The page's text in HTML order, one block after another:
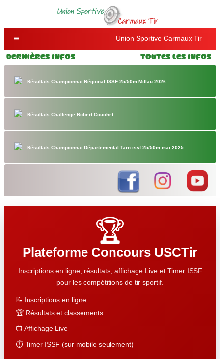
Union Sportive Carmaux Tir
Dernières Infos Toutes les Infos
Résultats Championnat Régional ISSF 25/50m Millau 2026
Résultats Challenge Robert Couchet
Résultats Championnat Départemental Tarn issf 25/50m mai 2025
🏆
Plateforme Concours USCTir
Inscriptions en ligne, résultats, affichage Live et Timer ISSF
pour les compétitions de tir sportif.
📝 Inscriptions en ligne
🏆 Résultats et classements
📺 Affichage Live
⏱️ Timer ISSF (sur mobile seulement)